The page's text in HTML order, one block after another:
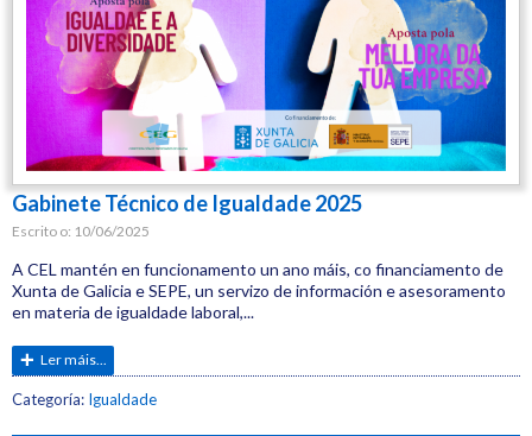
Gabinete Técnico de Igualdade 2025
Escrito o: 10/06/2025
A CEL mantén en funcionamento un ano máis, co financiamento de
Xunta de Galicia e SEPE, un servizo de información e asesoramento
en materia de igualdade laboral,...
Ler máis...
Categoría: Igualdade
Etiquetas: